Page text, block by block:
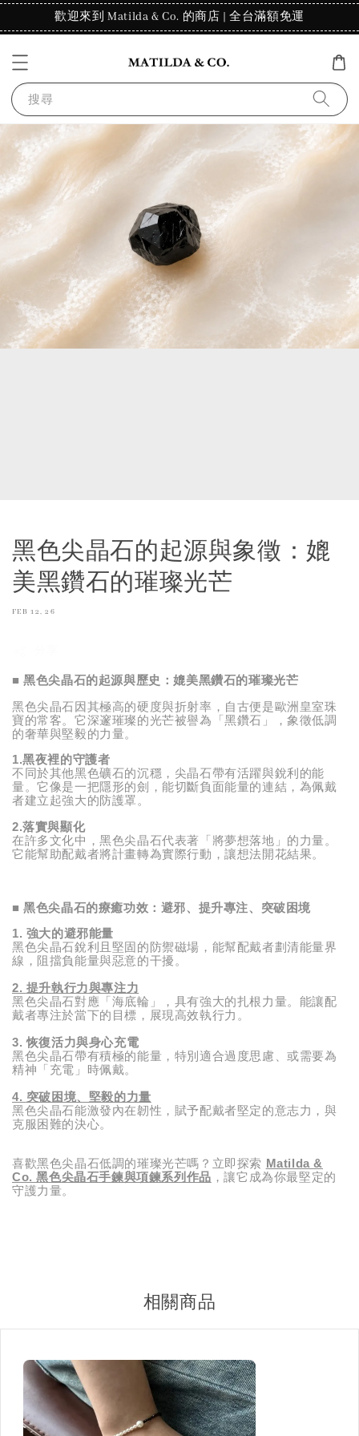
歡迎來到 Matilda & Co. 的商店 | 全台滿額免運
搜尋
黑色尖晶石的起源與象徵：媲
美黑鑽石的璀璨光芒
FEB 12, 26
■黑色尖晶石的起源與歷史：媲美黑鑽石的璀璨光芒
黑色尖晶石因其極高的硬度與折射率，自古便是歐洲皇室珠
寶的常客。它深邃璀璨的光芒被譽為「黑鑽石」，象徵低調
的奢華與堅毅的力量。
1.黑夜裡的守護者
不同於其他黑色礦石的沉穩，尖晶石帶有活躍與銳利的能
量。它像是一把隱形的劍，能切斷負面能量的連結，為佩戴
者建立起強大的防護罩。
2.落實與顯化
在許多文化中，黑色尖晶石代表著「將夢想落地」的力量。
它能幫助配戴者將計畫轉為實際行動，讓想法開花結果。
■黑色尖晶石的療癒功效：避邪、提升專注、突破困境
1. 強大的避邪能量
黑色尖晶石銳利且堅固的防禦磁場，能幫配戴者劃清能量界
線，阻擋負能量與惡意的干擾。
2. 提升執行力與專注力
黑色尖晶石對應「海底輪」，具有強大的扎根力量。能讓配
戴者專注於當下的目標，展現高效執行力。
3.恢復活力與身心充電
黑色尖晶石帶有積極的能量，特別適合過度思慮、或需要為
精神「充電」時佩戴。
4. 突破困境、堅毅的力量
黑色尖晶石能激發內在韌性，賦予配戴者堅定的意志力，與
克服困難的決心。
喜歡黑色尖晶石低調的璀璨光芒嗎？立即探索 Matilda &
Co. 黑色尖晶石手鍊與項鍊系列作品 ，讓它成為你最堅定的
守護力量。
相關商品